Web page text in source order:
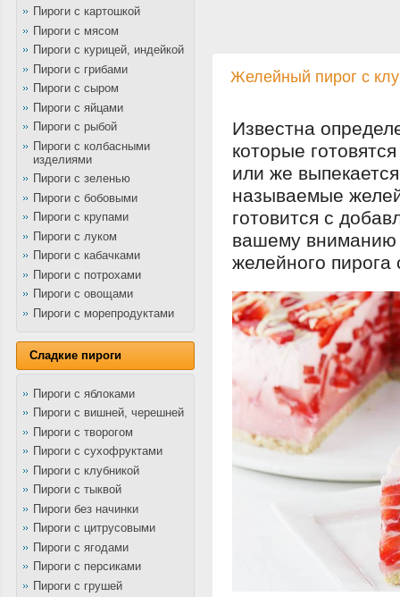
Пироги с картошкой
Пироги с мясом
Пироги с курицей, индейкой
Пироги с грибами
Пироги с сыром
Пироги с яйцами
Пироги с рыбой
Пироги с колбасными
изделиями
Пироги с зеленью
Пироги с бобовыми
Пироги с крупами
Пироги с луком
Пироги с кабачками
Пироги с потрохами
Пироги с овощами
Пироги с морепродуктами
Сладкие пироги
Пироги с яблоками
Пироги с вишней, черешней
Пироги с творогом
Пироги с сухофруктами
Пироги с клубникой
Пироги с тыквой
Пироги без начинки
Пироги с цитрусовыми
Пироги с ягодами
Пироги с персиками
Пироги с грушей
Желейный пирог с
Известна
которые
или же
называемые
готовится с
вашему вниманию
желейного пирога